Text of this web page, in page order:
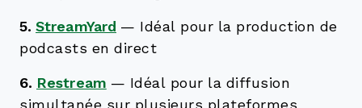
5. StreamYard — Idéal pour la production de
podcasts en direct
6. Restream — Idéal pour la diffusion
simultanée sur plusieurs plateformes